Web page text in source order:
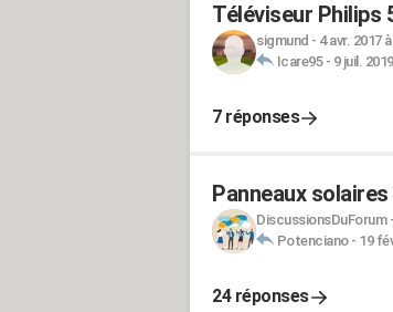
Téléviseur Philips
sigmund - 4 avr. 2017
Icare95- 9 juil.
7 réponses
Panneaux
DiscussionsDuForum-
Potenciano- 19
24 réponses